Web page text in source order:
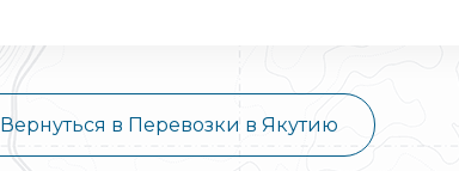
Вернуться в Перевозки в Якутию